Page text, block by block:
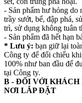
- Sản phẩm hư hỏng do
trầy sướt, bể, đập phá,
trì, sử dụng không tuân
- Sản phẩm đã hết hạn
* Lưu ý: bạn giữ lại
Công ty để đối chiếu
100% như ban đầu để
tại Công ty.
B - ĐỐI VỚI KHÁCH
NƠI LẮP ĐẶT